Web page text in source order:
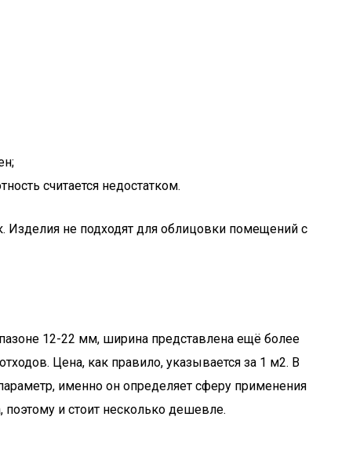
считается недостатком.
Изделия не подходят для облицовки помещений с
12-22 мм, ширина представлена ещё более
Цена, как правило, указывается за 1 м2. В
именно он определяет сферу применения
поэтому и стоит несколько дешевле.